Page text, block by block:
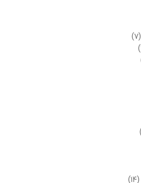
(۷)
(۱۴)